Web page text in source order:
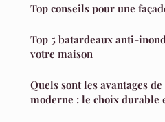
Top conseils pour une
Top 5 batardeaux anti-
votre maison
Quels sont les avantages
moderne : le choix durable